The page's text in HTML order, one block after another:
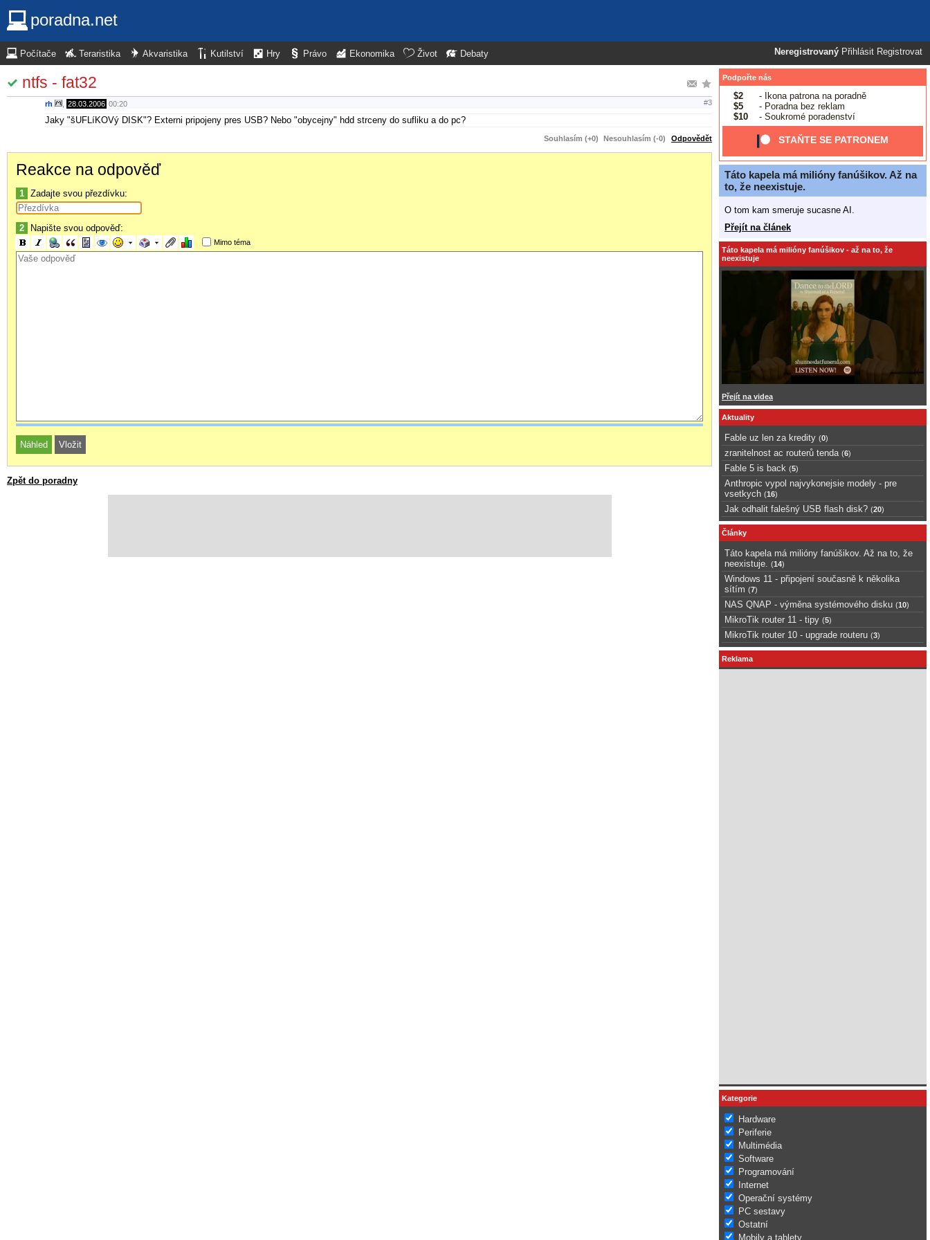
poradna.net
Neregistrovaný Přihlásit Registrovat
Počítače Teraristika Akvaristika Kutilství Hry Právo Ekonomika Život Debaty
ntfs - fat32
rh 28.03.2006 00:20 #3
Jaky "šUFLíKOVý DISK"? Externi pripojeny pres USB? Nebo "obycejny" hdd strceny do sufliku a do pc?
Souhlasím (+0) Nesouhlasím (-0) Odpovědět
Reakce na odpověď
1 Zadajte svou přezdívku:
2 Napište svou odpověď:
Mimo téma
Zpět do poradny
Podpořte nás
$2
- Ikona patrona na poradně
$5
- Poradna bez reklam
$10
- Soukromé poradenství
STAŇTE SE PATRONEM
Táto kapela má milióny fanúšikov. Až na
to, že neexistuje.
O tom kam smeruje sucasne AI.
Přejít na článek
Táto kapela má milióny fanúšikov - až na to, že
neexistuje
Přejít na videa
Aktuality
Fable uz len za kredity (0)
zranitelnost ac routerů tenda (6)
Fable 5 is back (5)
Anthropic vypol najvykonejsie modely - pre
vsetkych (16)
Jak odhalit falešný USB flash disk? (20)
Články
Táto kapela má milióny fanúšikov. Až na to, že
neexistuje.
(14)
Windows 11 - připojení současně k několika
sítím (7)
NAS QNAP - výměna systémového disku (10)
MikroTik router 11 - tipy (5)
MikroTik router 10 - upgrade routeru (3)
Reklama
Kategorie
Hardware
Periferie
Multimédia
Software
Programování
Internet
Operační systémy
PC sestavy
Ostatní
Mobily a tablety